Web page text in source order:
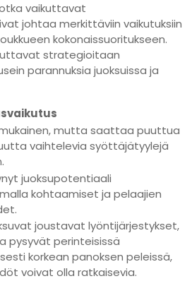
vaikuttavat
johtaa merkittäviin vaikutuksiin
kokonaissuoritukseen.
strategioitaan
parannuksia juoksuissa ja
mutta saattaa puuttua
vaihtelevia syöttäjätyylejä
juoksupotentiaali
kohtaamiset ja pelaajien
joustavat lyöntijärjestykset,
pysyvät perinteisissä
korkean panoksen peleissä,
voivat olla ratkaisevia.